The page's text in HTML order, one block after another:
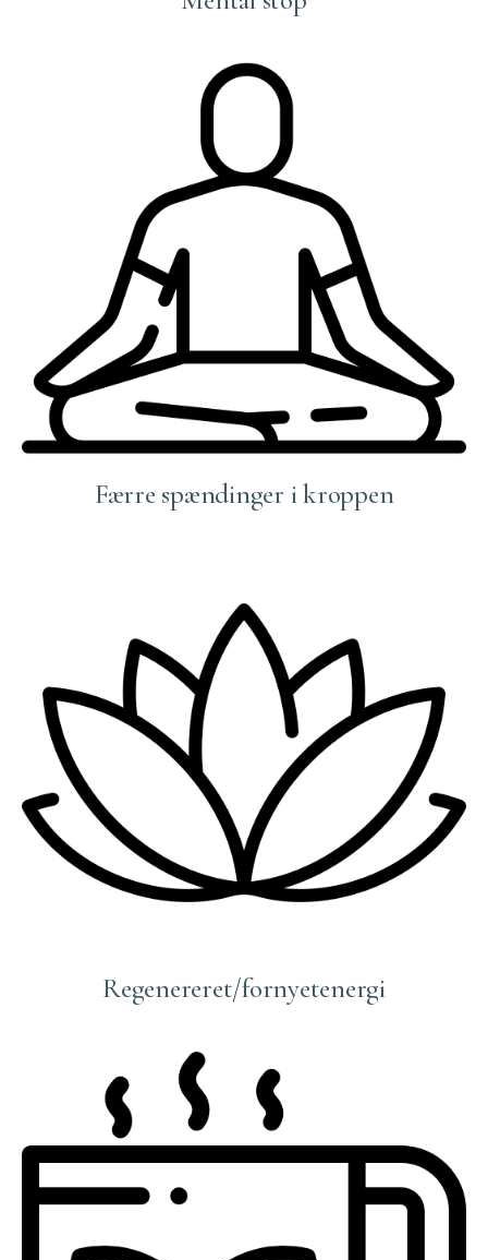
Færre spændinger i kroppen
Regenereret/fornyetenergi